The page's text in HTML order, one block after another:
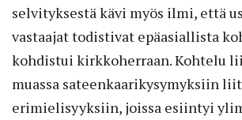
selvityksestä kävi myös ilmi, että
vastaajat todistivat epäasiallista
kohdistui kirkkoherraan. Kohtelu
muassa sateenkaarikysymyksiin
erimielisyyksiin, joissa esiintyi